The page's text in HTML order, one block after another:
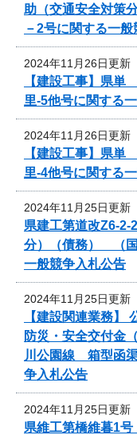
助（交通安全対策
－2号に関する一
2024年11月26日更新
【建設工事】県
里-5他号に関する
2024年11月26日更新
【建設工事】県
里-4他号に関する
2024年11月25日更新
県建工第道改Z6-
分）（債務） （
一般競争入札公告
2024年11月25日更新
【建設関連業務
防災・安全交付金
川公園線 箱型函
争入札公告
2024年11月25日更新
県維工第橋維暮1